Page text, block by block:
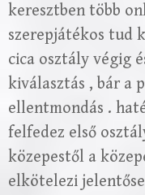
keresztben több
szerepjátékos tud
cica osztály végig
kiválasztás , bár a
ellentmondás .
felfedez első
közepestől a
elkötelezi